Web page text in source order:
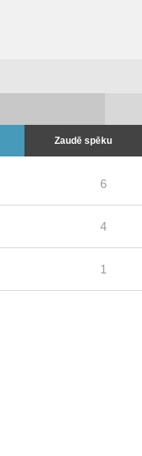
Zaudē spēku
6
4
1